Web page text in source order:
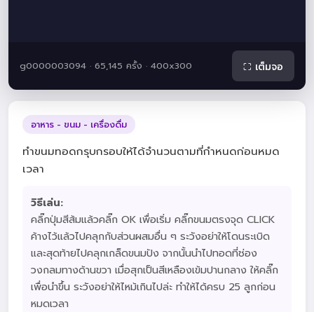
g0000003094 · 65,145 ครั้ง · 400x300 ⛶ เต็มจอ
อาหาร - ขนม - เครื่องดื่ม
ทำขนมทอดกรุบกรอบให้ได้จำนวนตามที่กำหนดก่อนหมด
เวลา
วิธีเล่น:
คลิ๊กปุ่มสีส้มแล้วคลิ๊ก OK เพื่อเริ่ม คลิ๊กขนมตรงจุด CLICK
ค้างไว้แล้วไปคลุกกับส่วนผสมอื่น ๆ ระวังอย่าให้โดนระเบิด
และสุดท้ายไปคลุกเกล็ดขนมปัง จากนั้นนำไปทอดที่ช่อง
วงกลมทางด้านขวา เมื่อสุกเป็นสีเหลืองเข้มปานกลาง ให้คลิ๊ก
เพื่อนำขึ้น ระวังอย่าให้ไหม้เกินไปล่ะ ทำให้ได้ครบ 25 ลูกก่อน
หมดเวลา